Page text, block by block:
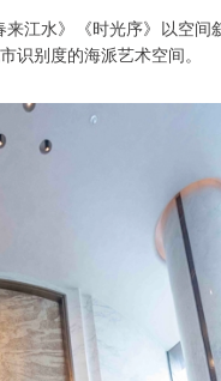
江水》《时光序》以空间
别度的海派艺术空间。